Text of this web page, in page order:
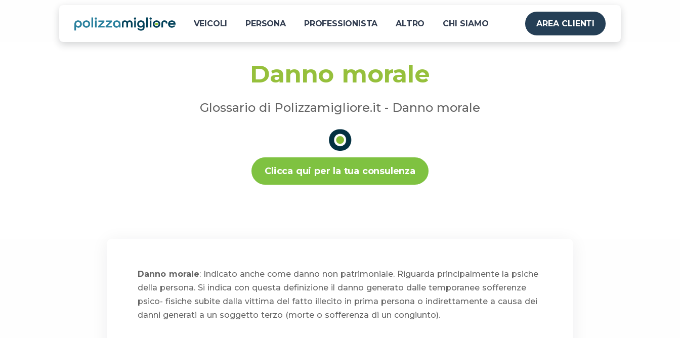
VEICOLI PERSONA PROFESSIONISTA ALTRO CHI SIAMO AREA CLIENTI
Danno morale
Glossario di Polizzamigliore.it - Danno morale
Clicca qui per la tua consulenza
Danno morale: Indicato anche come danno non patrimoniale. Riguarda principalmente la psiche
della persona. Si indica con questa definizione il danno generato dalle temporanee sofferenze
psico- fisiche subite dalla vittima del fatto illecito in prima persona o indirettamente a causa dei
danni generati a un soggetto terzo (morte o sofferenza di un congiunto).